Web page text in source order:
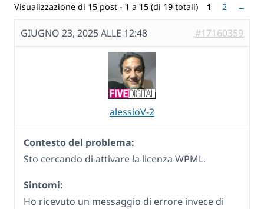
Visualizzazione di 15 post - 1 a 15 (di 19 totali) 1 2 →
GIUGNO 23, 2025 ALLE 12:48 #17160359
alessioV-2
Contesto del problema:
Sto cercando di attivare la licenza WPML.
Sintomi:
Ho ricevuto un messaggio di errore invece di